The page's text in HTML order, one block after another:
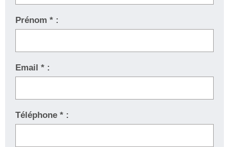
Prénom * :
Email * :
Téléphone * :